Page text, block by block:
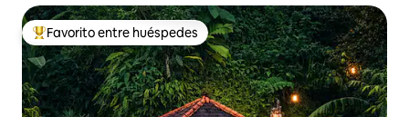
Favorito entre huéspedes preferido
Favorito entre huéspedes